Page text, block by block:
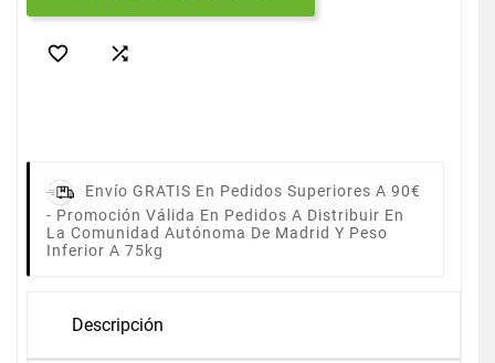
 
Envío GRATIS En Pedidos Superiores A 90€
- Promoción Válida En Pedidos A Distribuir En
La Comunidad Autónoma De Madrid Y Peso
Inferior A 75kg
Descripción